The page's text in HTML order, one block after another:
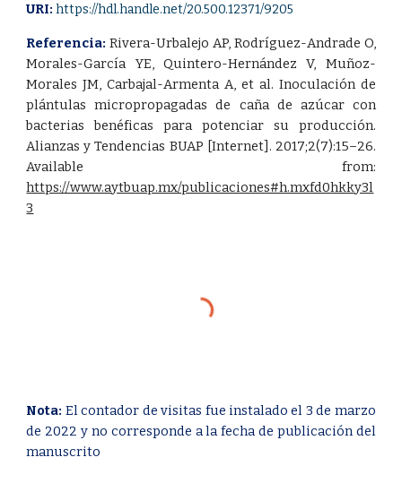
URI: https://hdl.handle.net/20.500.12371/9205
Referencia: Rivera-Urbalejo AP, Rodríguez-Andrade O,
Morales-García YE, Quintero-Hernández V, Muñoz-
Morales JM, Carbajal-Armenta A, et al. Inoculación de
plántulas micropropagadas de caña de azúcar con
bacterias benéficas para potenciar su producción.
Alianzas y Tendencias BUAP [Internet]. 2017;2(7):15–26.
Available from:
https://www.aytbuap.mx/publicaciones#h.mxfd0hkky3l
3
Nota: El contador de visitas fue instalado el 3 de marzo
de 2022 y no corresponde a la fecha de publicación del
manuscrito